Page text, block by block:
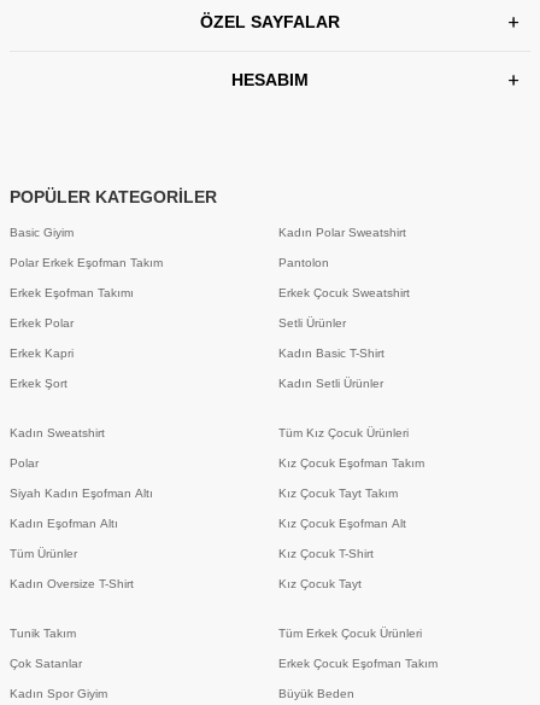
ÖZEL SAYFALAR
HESABIM
POPÜLER KATEGORİLER
Basic Giyim
Polar Erkek Eşofman Takım
Erkek Eşofman Takımı
Erkek Polar
Erkek Kapri
Erkek Şort
Kadın Sweatshirt
Polar
Siyah Kadın Eşofman Altı
Kadın Eşofman Altı
Tüm Ürünler
Kadın Oversize T-Shirt
Tunik Takım
Çok Satanlar
Kadın Spor Giyim
Kadın Polar Sweatshirt
Pantolon
Erkek Çocuk Sweatshirt
Setli Ürünler
Kadın Basic T-Shirt
Kadın Setli Ürünler
Tüm Kız Çocuk Ürünleri
Kız Çocuk Eşofman Takım
Kız Çocuk Tayt Takım
Kız Çocuk Eşofman Alt
Kız Çocuk T-Shirt
Kız Çocuk Tayt
Tüm Erkek Çocuk Ürünleri
Erkek Çocuk Eşofman Takım
Büyük Beden